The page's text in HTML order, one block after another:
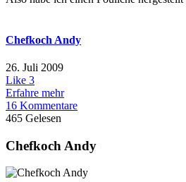
Chefkoch Andy
26. Juli 2009
Like 3
Erfahre mehr
16 Kommentare
465 Gelesen
Chefkoch Andy